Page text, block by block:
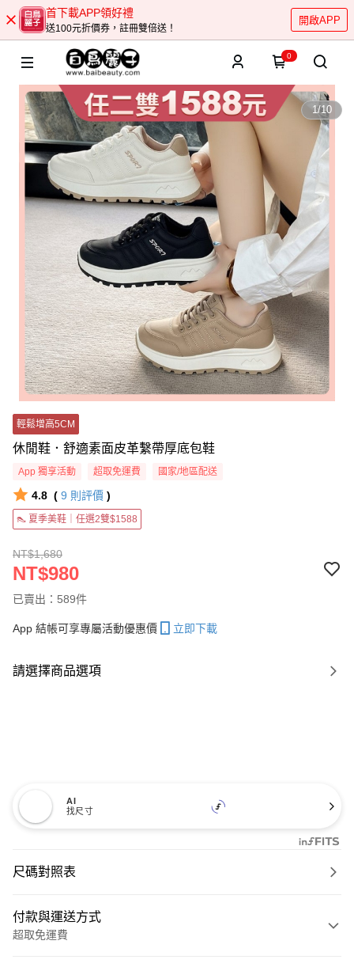
首下載APP領好禮
送100元折價券，註冊雙倍送！
開啟APP
0
1/10
輕鬆增高5CM
休閒鞋．舒適素面皮革繫帶厚底包鞋
App 獨享活動 超取免運費 國家/地區配送
4.8 ( 9 則評價 )
👠 夏季美鞋｜任選2雙$1588
NT$1,680
NT$980
已賣出：589件
App 結帳可享專屬活動優惠價 立即下載
請選擇商品選項
AI
找尺寸
尺碼對照表
付款與運送方式
超取免運費